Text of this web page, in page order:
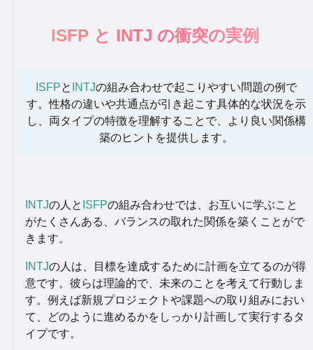
ISFP と INTJ の衝突の実例
ISFPと INTJの組み合わせで起こりやすい問題の例で
す。性格の違いや共通点が引き起こす具体的な状況を示
し、両タイプの特徴を理解することで、より良い関係構
築のヒントを提供します。
INTJの人と ISFPの組み合わせでは、お互いに学ぶこと
がたくさんある、バランスの取れた関係を築くことがで
きます。
INTJの人は、目標を達成するために計画を立てるのが得
意です。彼らは理論的で、未来のことを考えて行動しま
す。例えば新規プロジェクトや課題への取り組みにおい
て、どのように進めるかをしっかり計画して実行するタ
イプです。